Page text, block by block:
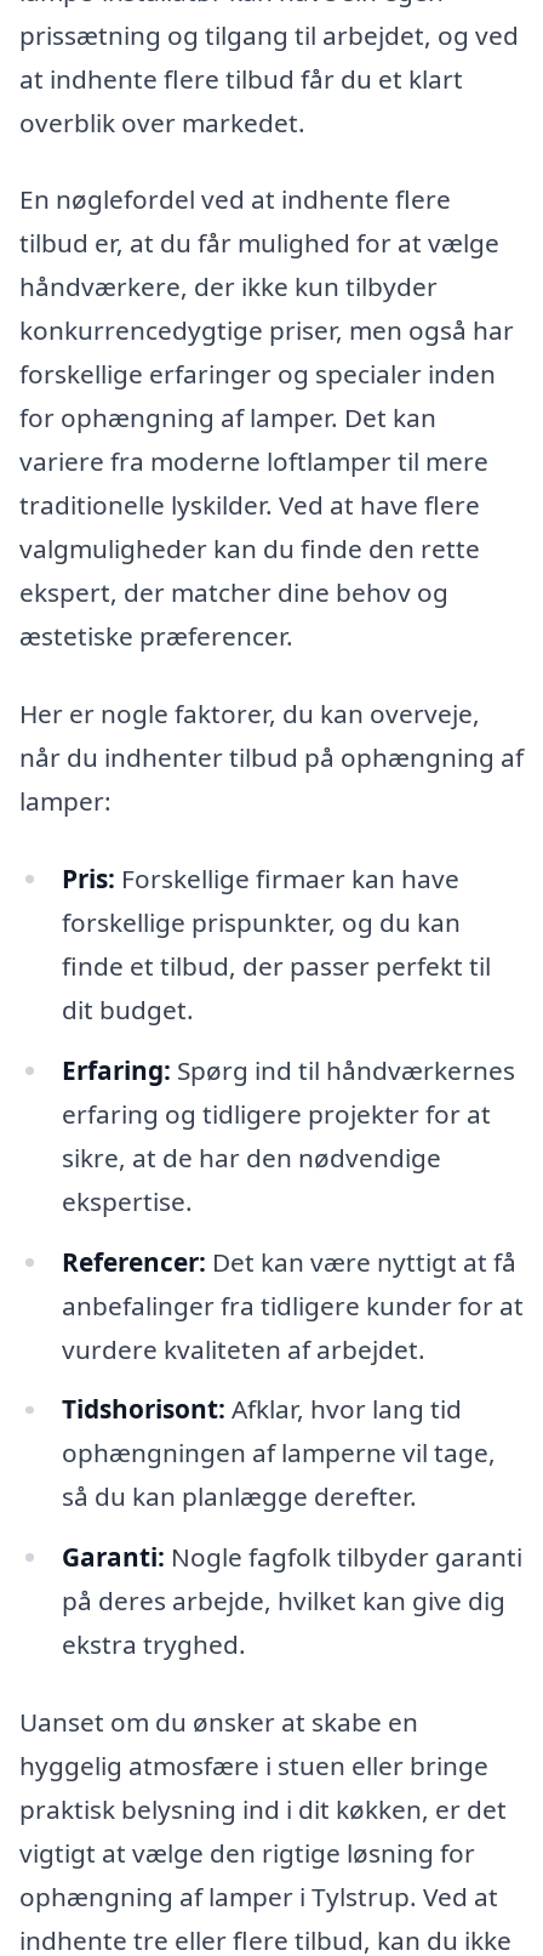
prissætning og tilgang til arbejdet, og ved
at indhente flere tilbud får du et klart
overblik over markedet.
En nøglefordel ved at indhente flere
tilbud er, at du får mulighed for at vælge
håndværkere, der ikke kun tilbyder
konkurrencedygtige priser, men også har
forskellige erfaringer og specialer inden
for ophængning af lamper. Det kan
variere fra moderne loftlamper til mere
traditionelle lyskilder. Ved at have flere
valgmuligheder kan du finde den rette
ekspert, der matcher dine behov og
æstetiske præferencer.
Her er nogle faktorer, du kan overveje,
når du indhenter tilbud på ophængning af
lamper:
Pris: Forskellige firmaer kan have
forskellige prispunkter, og du kan
finde et tilbud, der passer perfekt til
dit budget.
Erfaring: Spørg ind til håndværkernes
erfaring og tidligere projekter for at
sikre, at de har den nødvendige
ekspertise.
Referencer: Det kan være nyttigt at få
anbefalinger fra tidligere kunder for at
vurdere kvaliteten af arbejdet.
Tidshorisont: Afklar, hvor lang tid
ophængningen af lamperne vil tage,
så du kan planlægge derefter.
Garanti: Nogle fagfolk tilbyder garanti
på deres arbejde, hvilket kan give dig
ekstra tryghed.
Uanset om du ønsker at skabe en
hyggelig atmosfære i stuen eller bringe
praktisk belysning ind i dit køkken, er det
vigtigt at vælge den rigtige løsning for
ophængning af lamper i Tylstrup. Ved at
indhente tre eller flere tilbud, kan du ikke